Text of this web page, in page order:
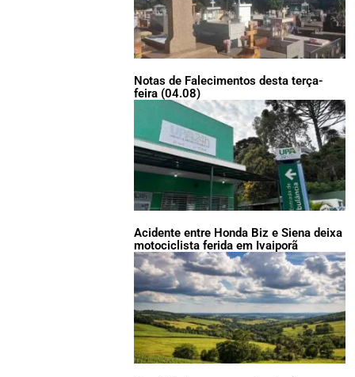
Notas de Falecimentos desta terça-
feira (04.08)
Acidente entre Honda Biz e Siena deixa
motociclista ferida em Ivaiporã